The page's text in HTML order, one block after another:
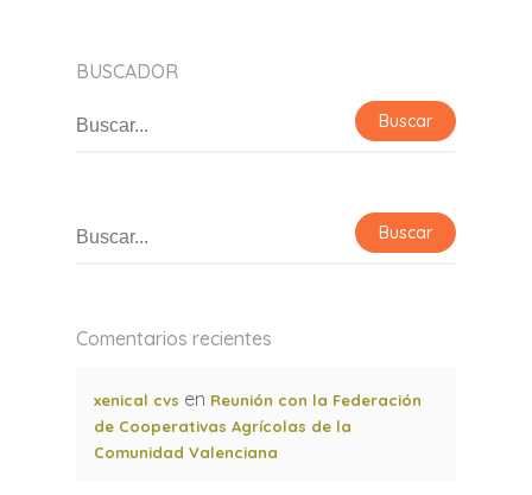
BUSCADOR
Comentarios recientes
xenical cvs en Reunión con la Federación
de Cooperativas Agrícolas de la
Comunidad Valenciana